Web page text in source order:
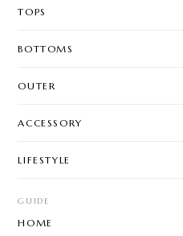
TOPS
BOTTOMS
OUTER
ACCESSORY
LIFESTYLE
GUIDE
HOME